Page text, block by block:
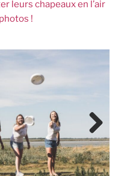
leurs chapeaux en l’air
!
Next